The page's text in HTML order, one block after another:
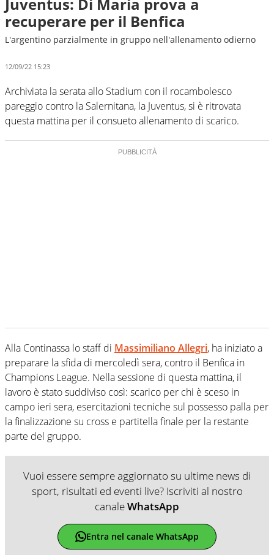
recuperare per il Benfica
L'argentino parzialmente in gruppo nell'allenamento odierno
12/09/22 15:23
Archiviata la serata allo Stadium con il rocambolesco
pareggio contro la Salernitana, la Juventus, si è ritrovata
questa mattina per il consueto allenamento di scarico.
Alla Continassa lo staff di Massimiliano Allegri, ha iniziato a
preparare la sfida di mercoledì sera, contro il Benfica in
Champions League. Nella sessione di questa mattina, il
lavoro è stato suddiviso così: scarico per chi è sceso in
campo ieri sera, esercitazioni tecniche sul possesso palla per
la finalizzazione su cross e partitella finale per la restante
parte del gruppo.
Vuoi essere sempre aggiornato su ultime news di
sport, risultati ed eventi live? Iscriviti al nostro
canaleWhatsApp
Entra nel canale WhatsApp